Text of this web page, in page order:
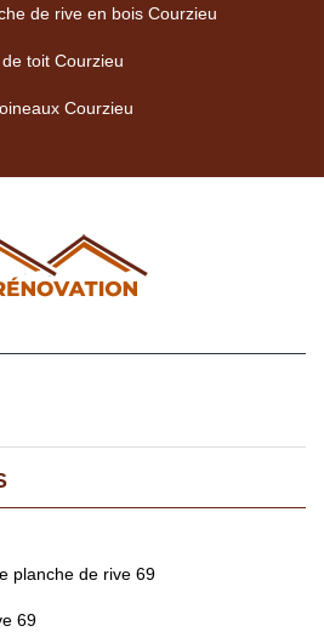
de rive en bois Courzieu
toit Courzieu
Courzieu
planche de rive 69
69